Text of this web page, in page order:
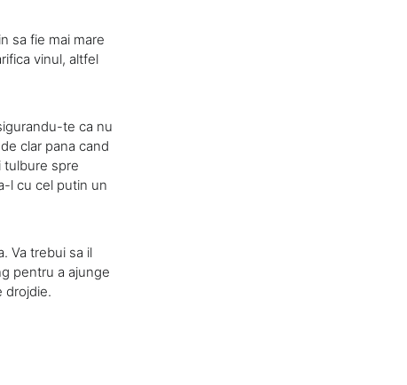
sa fie mai mare
vinul, altfel
te ca nu
clar pana cand
tulbure spre
l cu cel putin un
Va trebui sa il
pentru a ajunge
drojdie.